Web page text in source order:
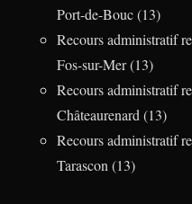
Port-de-Bouc (13)
Recours administratif
Fos-sur-Mer (13)
Recours administratif
Châteaurenard (13)
Recours administratif
Tarascon (13)